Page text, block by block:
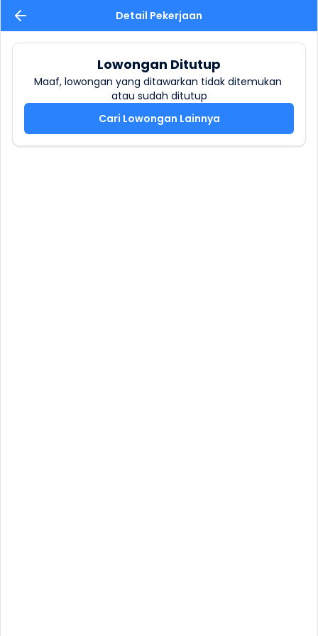
Detail Pekerjaan
Lowongan Ditutup
Maaf, lowongan yang ditawarkan tidak ditemukan
atau sudah ditutup
Cari Lowongan Lainnya